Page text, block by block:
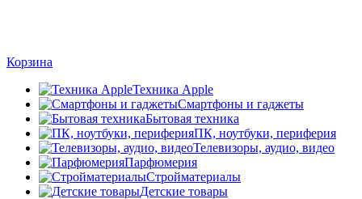
Корзина
Техника Apple
Смартфоны и гаджеты
Бытовая техника
ПК, ноутбуки, периферия
Телевизоры, аудио, видео
Парфюмерия
Стройматериалы
Детские товары